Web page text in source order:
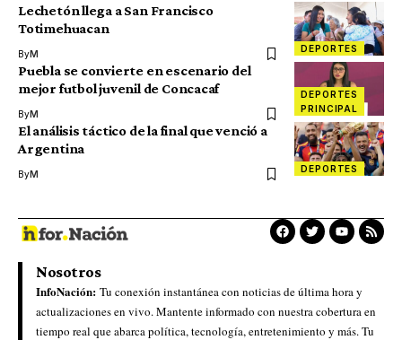
DEPORTES
Lechetón llega a San Francisco
Totimehuacan
ByM
DEPORTES
PRINCIPAL
Puebla se convierte en escenario del
mejor futbol juvenil de Concacaf
ByM
DEPORTES
El análisis táctico de la final que venció a
Argentina
ByM
Nosotros
InfoNación: Tu conexión instantánea con noticias de última hora y
actualizaciones en vivo. Mantente informado con nuestra cobertura en
tiempo real que abarca política, tecnología, entretenimiento y más. Tu